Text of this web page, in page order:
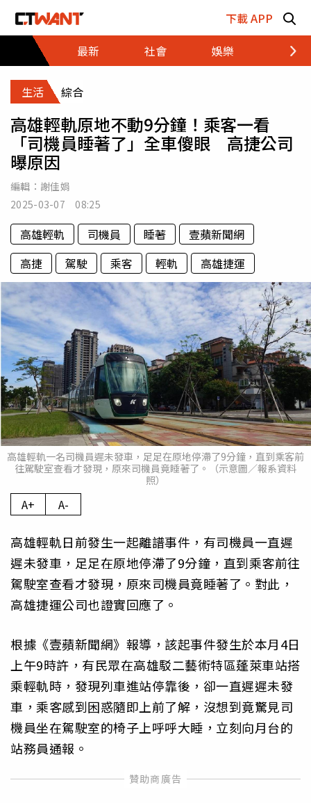
下載 APP
最新
社會 娛樂 財經
生活 綜合
高雄輕軌原地不動9分鐘！乘客一看
「司機員睡著了」全車傻眼 高捷公司
曝原因
編輯： 謝佳娟
2025-03-07 08:25
高雄輕軌 司機員 睡著
壹蘋新聞網
高捷
駕駛 乘客 輕軌 高雄捷運
高雄輕軌一名司機員遲未發車，足足在原地停滯了9分鐘，直到乘客前
往駕駛室查看才發現，原來司機員竟睡著了。（示意圖／報系資料
照）
A+ A-
高雄輕軌日前發生一起離譜事件，有司機員一直遲
遲未發車，足足在原地停滯了9分鐘，直到乘客前往
駕駛室查看才發現，原來司機員竟睡著了。對此，
高雄捷運公司也證實回應了。
根據《壹蘋新聞網》報導，該起事件發生於本月4日
上午9時許，有民眾在高雄駁二藝術特區蓬萊車站搭
乘輕軌時，發現列車進站停靠後，卻一直遲遲未發
車，乘客感到困惑隨即上前了解，沒想到竟驚見司
機員坐在駕駛室的椅子上呼呼大睡，立刻向月台的
站務員通報。